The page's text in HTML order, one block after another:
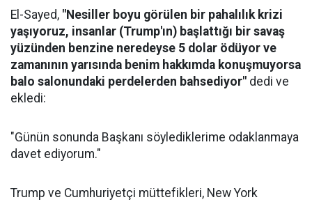
El-Sayed, "Nesiller boyu görülen bir pahalılık krizi
yaşıyoruz, insanlar (Trump'ın) başlattığı bir savaş
yüzünden benzine neredeyse 5 dolar ödüyor ve
zamanının yarısında benim hakkımda konuşmuyorsa
balo salonundaki perdelerden bahsediyor" dedi ve
ekledi:
"Günün sonunda Başkanı söylediklerime odaklanmaya
davet ediyorum."
Trump ve Cumhuriyetçi müttefikleri, New York